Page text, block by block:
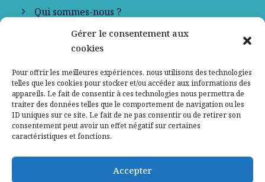
Gérer le consentement aux
cookies
Pour offrir les meilleures expériences, nous utilisons des technologies
telles que les cookies pour stocker et/ou accéder aux informations des
appareils. Le fait de consentir à ces technologies nous permettra de
traiter des données telles que le comportement de navigation ou les
ID uniques sur ce site. Le fait de ne pas consentir ou de retirer son
consentement peut avoir un effet négatif sur certaines
caractéristiques et fonctions.
Accepter
Qui sommes-nous ?
Contactez-nous
Mentions légales
Politique de confidentialité